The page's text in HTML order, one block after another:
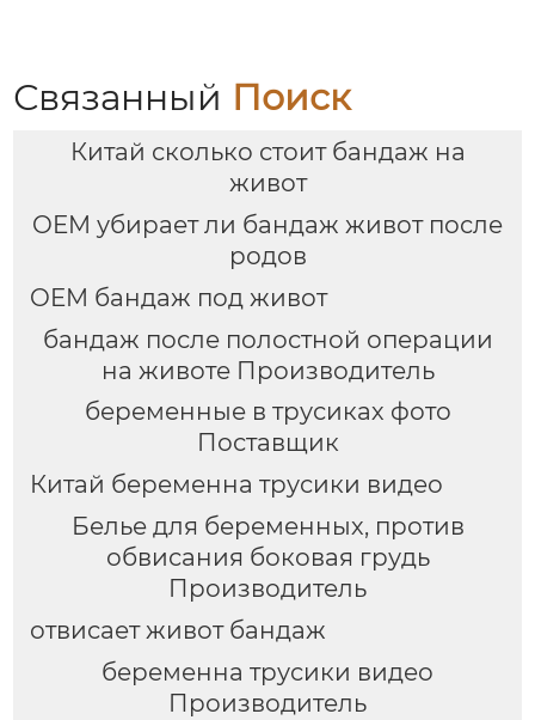
верхней одежды,
защитные штаны.
Связанный Поиск
Китай сколько стоит бандаж на
живот
OEM убирает ли бандаж живот после
родов
OEM бандаж под живот
бандаж после полостной операции
на животе Производитель
беременные в трусиках фото
Поставщик
Китай беременна трусики видео
Белье для беременных, против
обвисания боковая грудь
Производитель
отвисает живот бандаж
беременна трусики видео
Производитель